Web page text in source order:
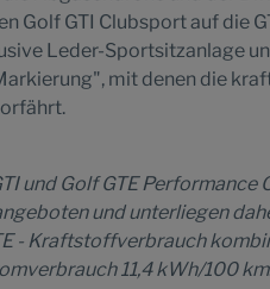
Golf GTI Clubsport auf die
Leder-Sportsitzanlage
mit denen die
und Golf GTE
und unterliegen
- Kraftstoffverbrauch
11,4 kWh/100 km